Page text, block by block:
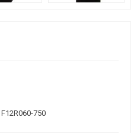
F12R060-750